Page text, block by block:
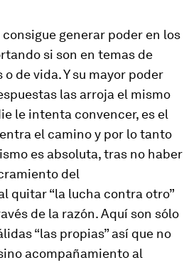
generar poder en los
si son en temas de
de vida. Y su mayor poder
las arroja el mismo
le intenta convencer, es el
el camino y por lo tanto
es absoluta, tras no haber
del
quitar “la lucha contra otro”
de la razón. Aquí son sólo
“las propias” así que no
acompañamiento al